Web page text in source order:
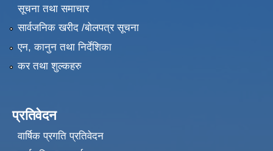
सूचना तथा समाचार
सार्वजनिक खरीद /बोलपत्र सूचना
एन, कानुन तथा निर्देशिका
कर तथा शुल्कहरु
प्रतिवेदन
वार्षिक प्रगति प्रतिवेदन